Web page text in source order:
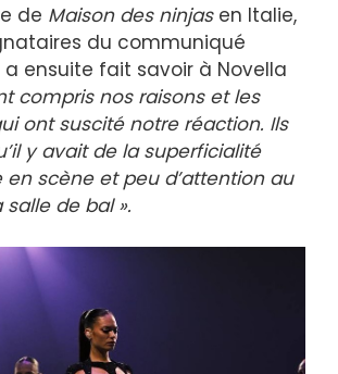
de Maison des ninjasen Italie,
du communiqué
ensuite fait savoir à Novella
compris nos raisons et les
ont suscité notre réaction. Ils
y avait de la superficialité
en scène et peu d’attention au
de bal ».